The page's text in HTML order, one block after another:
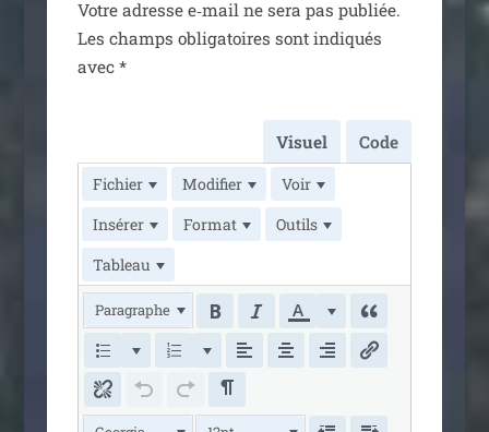
Votre adresse e‑mail ne sera pas publiée.
Les champs obli­ga­toires sont indi­qués
avec *
Visuel Code
Fichier Modifier
Voir
Insérer
Format
Outils
Tableau
Paragraphe